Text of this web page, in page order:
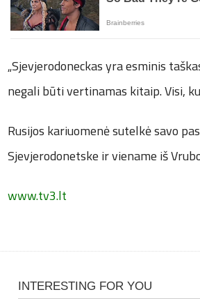
„Sjevjerodoneckas yra esminis
negali būti vertinamas kitaip. Visi,
Rusijos kariuomenė sutelkė savo
Sjevjerodonetske ir viename iš
www.tv3.lt